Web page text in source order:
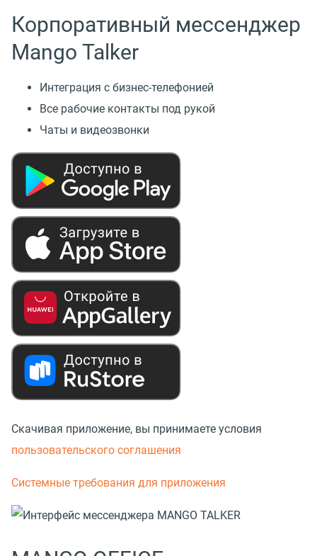
Корпоративный мессенджер
Mango Talker
Интеграция с бизнес-телефонией
Все рабочие контакты под рукой
Чаты и видеозвонки
Скачивая приложение, вы принимаете условия
пользовательского соглашения
Системные требования для приложения